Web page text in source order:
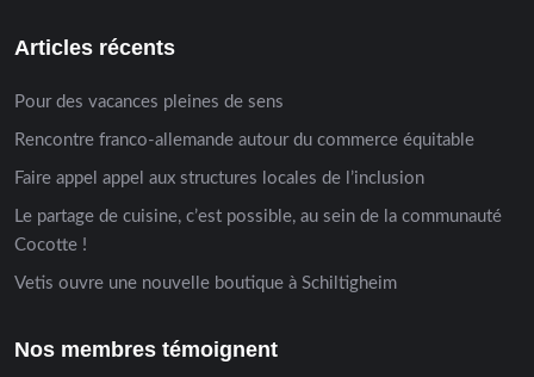
Articles récents
Pour des vacances pleines de sens
Rencontre franco-allemande autour du commerce équitable
Faire appel appel aux structures locales de l’inclusion
Le partage de cuisine, c’est possible, au sein de la communauté
Cocotte !
Vetis ouvre une nouvelle boutique à Schiltigheim
Nos membres témoignent